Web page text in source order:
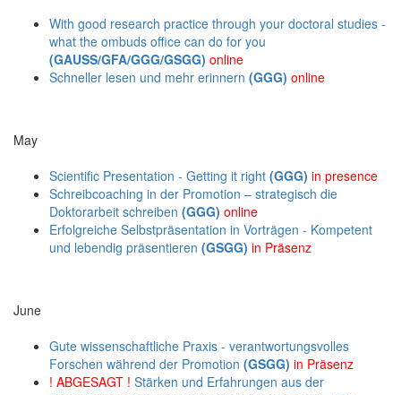
With good research practice through your doctoral studies -
what the ombuds office can do for you
(GAUSS/GFA/GGG/GSGG) online
Schneller lesen und mehr erinnern (GGG) online
May
Scientific Presentation - Getting it right (GGG) in presence
Schreibcoaching in der Promotion – strategisch die
Doktorarbeit schreiben (GGG) online
Erfolgreiche Selbstpräsentation in Vorträgen - Kompetent
und lebendig präsentieren (GSGG) in Präsenz
June
Gute wissenschaftliche Praxis - verantwortungsvolles
Forschen während der Promotion (GSGG) in Präsenz
! ABGESAGT ! Stärken und Erfahrungen aus der